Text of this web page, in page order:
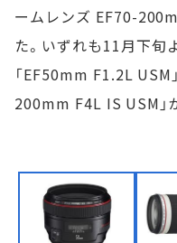
ームレンズ EF70-
た。いずれも11月下旬
「EF50mm F1.2L USM
200mm F4L IS USM」